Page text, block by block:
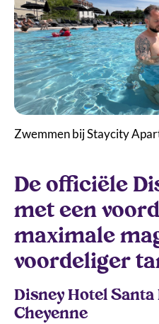
Zwemmen bij Staycity
De officiële
met een
maximale
voordeliger
Disney Hotel Santa
Cheyenne